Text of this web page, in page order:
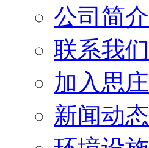
公司简介
联系我们
加入思庄
新闻动态